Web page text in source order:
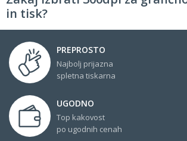
in tisk?
PREPROSTO
Najbolj prijazna
spletna tiskarna
UGODNO
Top kakovost
po ugodnih cenah